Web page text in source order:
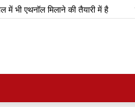
एथनॉल मिलाने की तैयारी में है